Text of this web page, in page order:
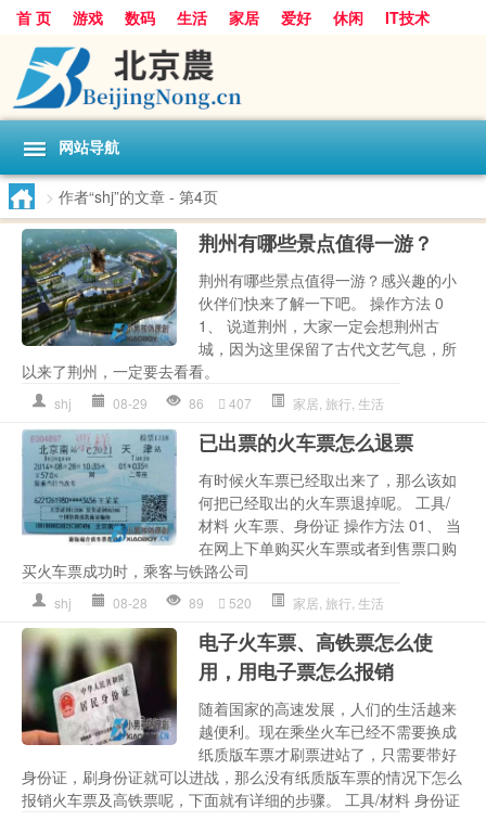
首 页 游戏 数码 生活 家居 爱好 休闲
IT技术
互联网
手机 购物
网站导航
> 作者“shj”的文章 - 第4页
荆州有哪些景点值得一游？
荆州有哪些景点值得一游？感兴趣的小
伙伴们快来了解一下吧。 操作方法 0
1、 说道荆州，大家一定会想荆州古
城，因为这里保留了古代文艺气息，所
以来了荆州，一定要去看看。
shj 08-29 86 407 家居, 旅行, 生活
已出票的火车票怎么退票
有时候火车票已经取出来了，那么该如
何把已经取出的火车票退掉呢。 工具/
材料 火车票、身份证 操作方法 01、 当
在网上下单购买火车票或者到售票口购
买火车票成功时，乘客与铁路公司
shj 08-28 89 520 家居, 旅行, 生活
电子火车票、高铁票怎么使
用，用电子票怎么报销
随着国家的高速发展，人们的生活越来
越便利。现在乘坐火车已经不需要换成
纸质版车票才刷票进站了，只需要带好
身份证，刷身份证就可以进战，那么没有纸质版车票的情况下怎么
报销火车票及高铁票呢，下面就有详细的步骤。 工具/材料 身份证